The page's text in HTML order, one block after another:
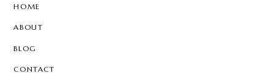
HOME
ABOUT
BLOG
CONTACT